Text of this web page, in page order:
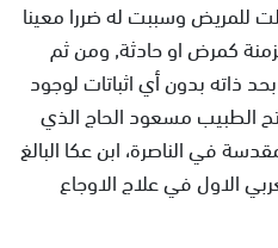
للمريض وسببت له ضررا معينا
كمرض او حادثة, ومن ثم
ذاته بدون أي اثباتات لوجود
الطبيب مسعود الحاج الذي
في الناصرة، ابن عكا البالغ
العربي الاول في علاج الاوجاع